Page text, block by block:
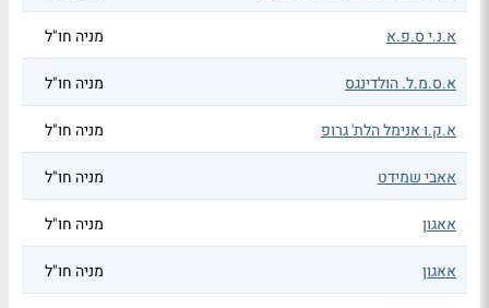
א.נ.י ס.פ.א מניה חו"ל
א.ס.מ.ל. הולדינגס מניה חו"ל
א.ק.ו אנימל הלת' גרופ מניה חו"ל
אאבי שמידט מניה חו"ל
אאגון מניה חו"ל
אאגון מניה חו"ל